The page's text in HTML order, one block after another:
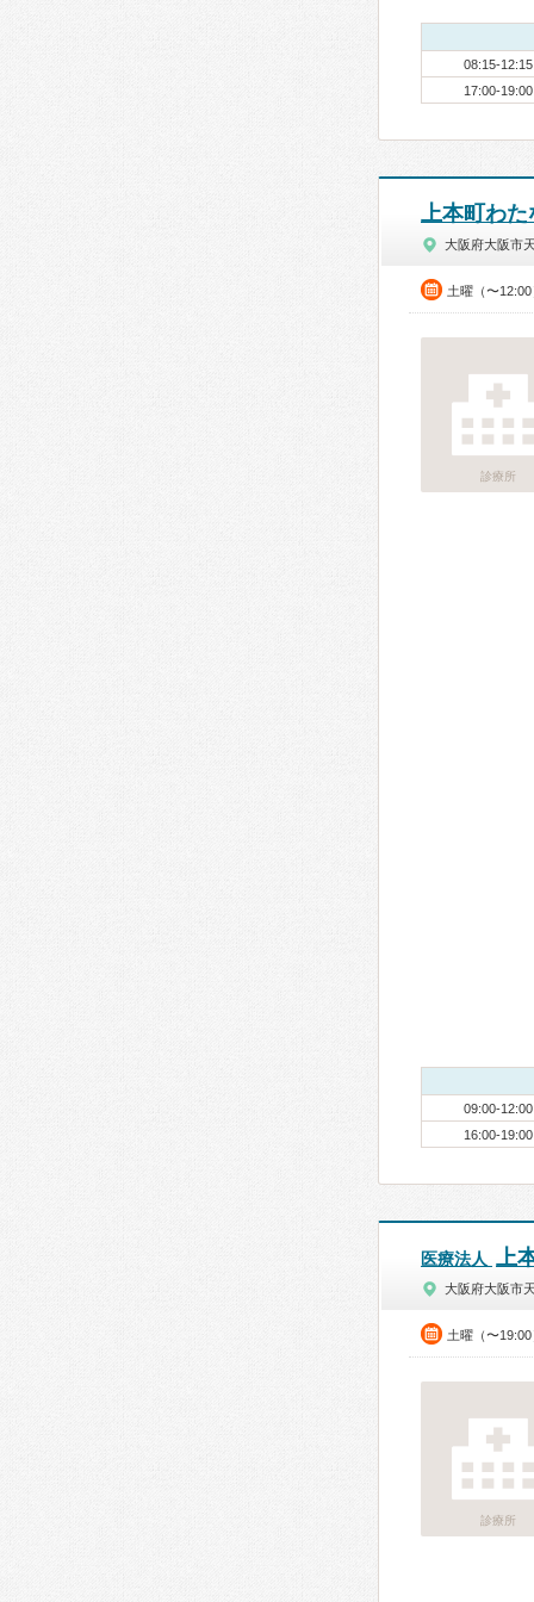
08:15-12:15
17:00-19:00
上本町わ
大阪府大阪市
土曜（〜12:00
診療所
09:00-12:00
16:00-19:00
医療法人 上
大阪府大阪市
土曜（〜19:00
診療所